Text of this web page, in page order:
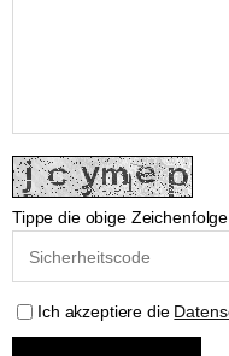
Tippe die obige Zeichenfolge
Ich akzeptiere die